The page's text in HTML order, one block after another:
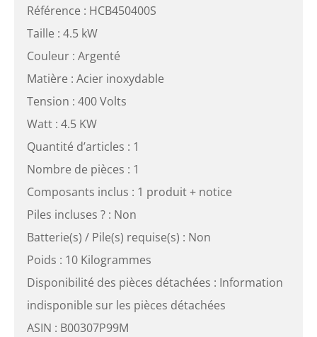
Référence : HCB450400S
Taille : 4.5 kW
Couleur : Argenté
Matière : Acier inoxydable
Tension : 400 Volts
Watt : 4.5 KW
Quantité d’articles : 1
Nombre de pièces : 1
Composants inclus : 1 produit + notice
Piles incluses ? : Non
Batterie(s) / Pile(s) requise(s) : Non
Poids : 10 Kilogrammes
Disponibilité des pièces détachées : Information
indisponible sur les pièces détachées
ASIN : B00307P99M